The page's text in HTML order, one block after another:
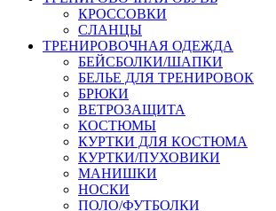
КРОССОВКИ
СЛАНЦЫ
ТРЕНИРОВОЧНАЯ ОДЕЖДА
БЕЙСБОЛКИ/ШАПКИ
БЕЛЬЕ ДЛЯ ТРЕНИРОВОК
БРЮКИ
ВЕТРОЗАЩИТА
КОСТЮМЫ
КУРТКИ ДЛЯ КОСТЮМА
КУРТКИ/ПУХОВИКИ
МАНИШКИ
НОСКИ
ПОЛО/ФУТБОЛКИ